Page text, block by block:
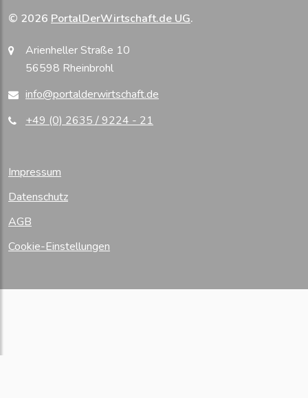
© 2026 PortalDerWirtschaft.de UG.
Arienheller Straße 10
56598 Rheinbrohl
info@portalderwirtschaft.de
+49 (0) 2635 / 9224 - 21
Impressum
Datenschutz
AGB
Cookie-Einstellungen